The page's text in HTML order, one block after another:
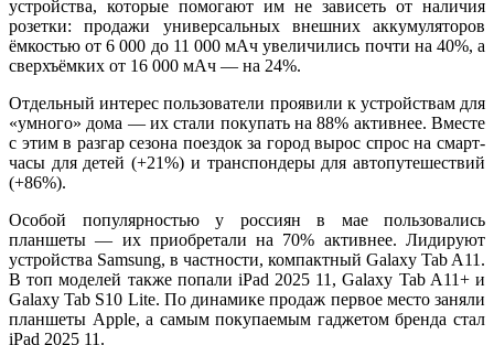
устройства, которые помогают им не зависеть от наличия
розетки: продажи универсальных внешних аккумуляторов
ёмкостью от 6 000 до 11 000 мАч увеличились почти на 40%, а
сверхъёмких от 16 000 мАч — на 24%.
Отдельный интерес пользователи проявили к устройствам для
«умного» дома — их стали покупать на 88% активнее. Вместе
с этим в разгар сезона поездок за город вырос спрос на смарт-
часы для детей (+21%) и транспондеры для автопутешествий
(+86%).
Особой популярностью у россиян в мае пользовались
планшеты — их приобретали на 70% активнее. Лидируют
устройства Samsung, в частности, компактный Galaxy Tab A11.
В топ моделей также попали iPad 2025 11, Galaxy Tab A11+ и
Galaxy Tab S10 Lite. По динамике продаж первое место заняли
планшеты Apple, а самым покупаемым гаджетом бренда стал
iPad 2025 11.